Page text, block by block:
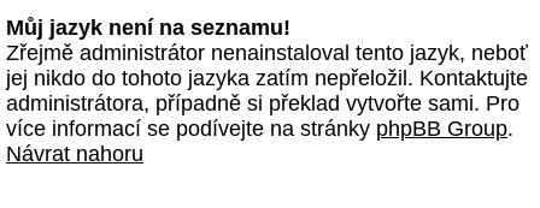
Můj jazyk není na seznamu!
Zřejmě administrátor nenainstaloval tento jazyk, neboť
jej nikdo do tohoto jazyka zatím nepřeložil. Kontaktujte
administrátora, případně si překlad vytvořte sami. Pro
více informací se podívejte na stránky phpBB Group.
Návrat nahoru